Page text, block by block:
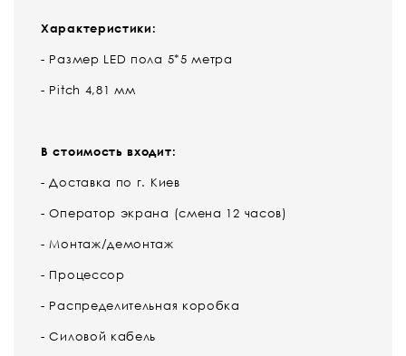
Характеристики:
- Размер LED пола 5*5 метра
- Pitch 4,81 мм
В стоимость входит:
- Доставка по г. Киев
- Оператор экрана (смена 12 часов)
- Монтаж/демонтаж
- Процессор
- Распределительная коробка
- Силовой кабель